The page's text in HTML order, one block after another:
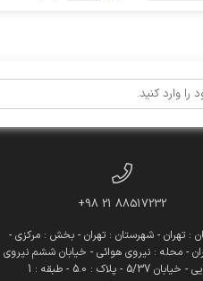
88517232 21 98+
: تهران - شهرستان : تهران - بخش : مرکزی -
- محله : نیروی هوائی - خیابان ششم نیروی
5/37 - پلاک : 5.0 - طبقه : 1